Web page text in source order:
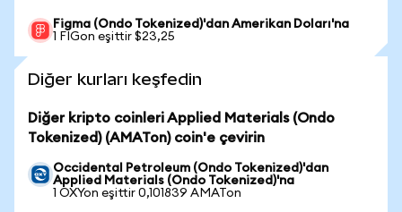
Figma (Ondo Tokenized)'dan Amerikan Doları'na
1 FIGon eşittir $23,25
Diğer kurları keşfedin
Diğer kripto coinleri Applied Materials (Ondo
Tokenized) (AMATon) coin'e çevirin
Occidental Petroleum (Ondo Tokenized)'dan
Applied Materials (Ondo Tokenized)'na
1 OXYon eşittir 0,101839 AMATon